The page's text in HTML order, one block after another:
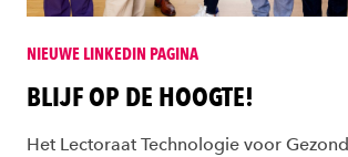
NIEUWE LINKEDIN PAGINA
BLIJF OP DE HOOGTE!
Het Lectoraat Technologie voor